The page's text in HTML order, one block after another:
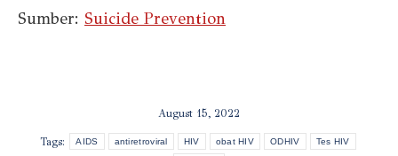
Sumber: Suicide Prevention
August 15, 2022
Tags: AIDS antiretroviral HIV obat HIV ODHIV Tes HIV